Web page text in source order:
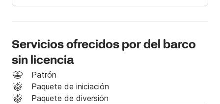
El precio del alquiler no incluye costes adicionales de
combustible, comida ni posibles amarres.
por medio día y 100€ por día completo.
¡No dudes en contactarme en Click&Boat para
obtener más información!
Servicios ofrecidos por del barco
sin licencia
Patrón
Paquete de iniciación
Paquete de diversión